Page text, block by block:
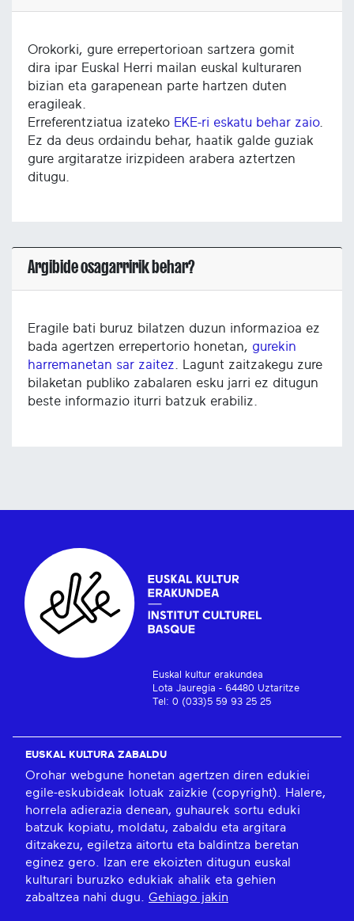
Orokorki, gure errepertorioan sartzera gomit
dira ipar Euskal Herri mailan euskal kulturaren
bizian eta garapenean parte hartzen duten
eragileak.
Erreferentziatua izateko EKE-ri eskatu behar zaio.
Ez da deus ordaindu behar, haatik galde guziak
gure argitaratze irizpideen arabera aztertzen
ditugu.
Argibide osagarririk behar?
Eragile bati buruz bilatzen duzun informazioa ez
bada agertzen errepertorio honetan, gurekin
harremanetan sar zaitez . Lagunt zaitzakegu zure
bilaketan publiko zabalaren esku jarri ez ditugun
beste informazio iturri batzuk erabiliz.
Euskal kultur erakundea
Lota Jauregia - 64480 Uztaritze
Tel: 0 (033)5 59 93 25 25
EUSKAL KULTURA ZABALDU
Orohar webgune honetan agertzen diren edukiei
egile-eskubideak lotuak zaizkie (copyright). Halere,
horrela adierazia denean, guhaurek sortu eduki
batzuk kopiatu, moldatu, zabaldu eta argitara
ditzakezu, egiletza aitortu eta baldintza beretan
eginez gero. Izan ere ekoizten ditugun euskal
kulturari buruzko edukiak ahalik eta gehien
zabaltzea nahi dugu. Gehiago jakin